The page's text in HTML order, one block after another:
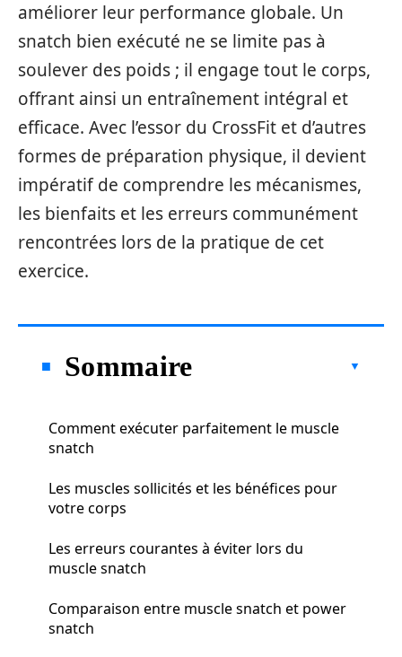
améliorer leur performance globale. Un
snatch bien exécuté ne se limite pas à
soulever des poids ; il engage tout le corps,
offrant ainsi un entraînement intégral et
efficace. Avec l’essor du CrossFit et d’autres
formes de préparation physique, il devient
impératif de comprendre les mécanismes,
les bienfaits et les erreurs communément
rencontrées lors de la pratique de cet
exercice.
Sommaire
Comment exécuter parfaitement le muscle
snatch
Les muscles sollicités et les bénéfices pour
votre corps
Les erreurs courantes à éviter lors du
muscle snatch
Comparaison entre muscle snatch et power
snatch